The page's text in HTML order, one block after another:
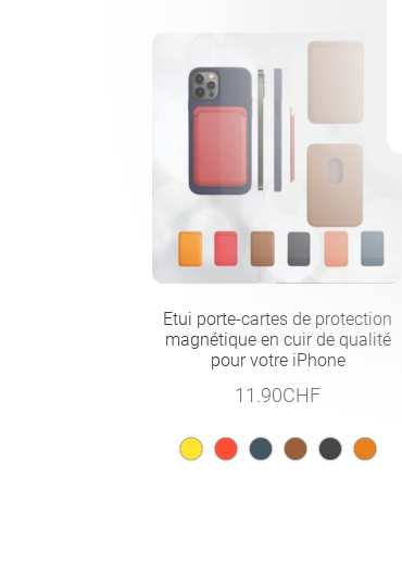
Etui porte-cartes de protection
magnétique en cuir de qualité
pour votre iPhone
11.90CHF